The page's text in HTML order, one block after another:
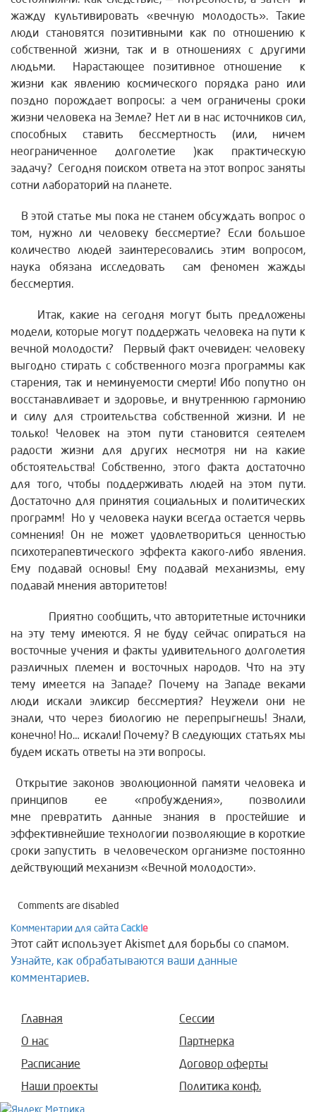
жажду культивировать «вечную молодость». Такие
люди становятся позитивными как по отношению к
собственной жизни, так и в отношениях с другими
людьми. Нарастающее позитивное отношение к
жизни как явлению космического порядка рано или
поздно порождает вопросы: а чем ограничены сроки
жизни человека на Земле? Нет ли в нас источников сил,
способных ставить бессмертность (или, ничем
неограниченное долголетие )как практическую
задачу? Сегодня поиском ответа на этот вопрос заняты
сотни лабораторий на планете.
В этой статье мы пока не станем обсуждать вопрос о
том, нужно ли человеку бессмертие? Если большое
количество людей заинтересовались этим вопросом,
наука обязана исследовать сам феномен жажды
бессмертия.
Итак, какие на сегодня могут быть предложены
модели, которые могут поддержать человека на пути к
вечной молодости? Первый факт очевиден: человеку
выгодно стирать с собственного мозга программы как
старения, так и неминуемости смерти! Ибо попутно он
восстанавливает и здоровье, и внутреннюю гармонию
и силу для строительства собственной жизни. И не
только! Человек на этом пути становится сеятелем
радости жизни для других несмотря ни на какие
обстоятельства! Собственно, этого факта достаточно
для того, чтобы поддерживать людей на этом пути.
Достаточно для принятия социальных и политических
программ! Но у человека науки всегда остается червь
сомнения! Он не может удовлетвориться ценностью
психотерапевтического эффекта какого-либо явления.
Ему подавай основы! Ему подавай механизмы, ему
подавай мнения авторитетов!
Приятно сообщить, что авторитетные источники
на эту тему имеются. Я не буду сейчас опираться на
восточные учения и факты удивительного долголетия
различных племен и восточных народов. Что на эту
тему имеется на Западе? Почему на Западе веками
люди искали эликсир бессмертия? Неужели они не
знали, что через биологию не перепрыгнешь! Знали,
конечно! Но… искали! Почему? В следующих статьях мы
будем искать ответы на эти вопросы.
Открытие законов эволюционной памяти человека и
принципов ее «пробуждения», позволили
мне превратить данные знания в простейшие и
эффективнейшие технологии позволяющие в короткие
сроки запустить в человеческом организме постоянно
действующий механизм «Вечной молодости».
Comments are disabled
Комментарии для сайта Cackl e
Этот сайт использует Akismet для борьбы со спамом.
Узнайте, как обрабатываются ваши данные
комментариев.
Главная
О нас
Расписание
Наши проекты
Сессии
Партнерка
Договор оферты
Политика конф.